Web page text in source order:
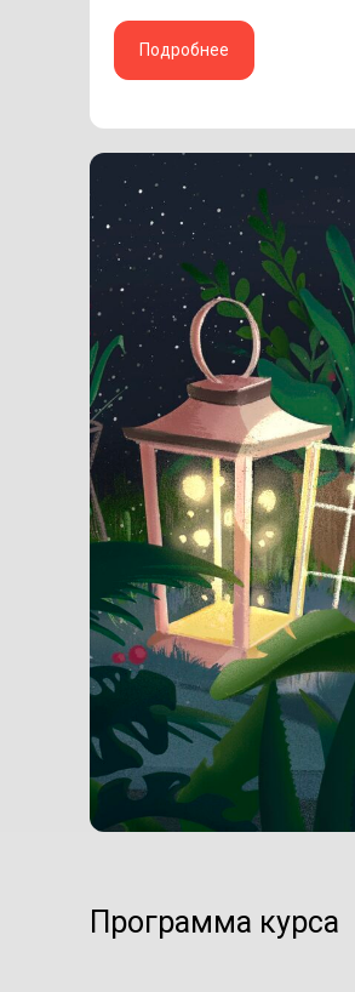
Подробнее
Программа курса